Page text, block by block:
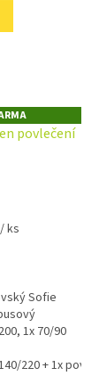
1x povlak
povlečení
/ ks
Sofie
1x 70/90
220 + 1x